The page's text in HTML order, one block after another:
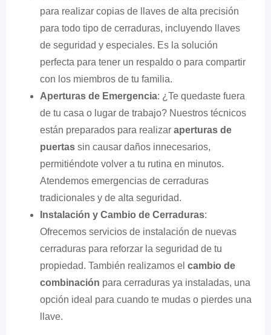
para realizar copias de llaves de alta precisión
para todo tipo de cerraduras, incluyendo llaves
de seguridad y especiales. Es la solución
perfecta para tener un respaldo o para compartir
con los miembros de tu familia.
Aperturas de Emergencia: ¿Te quedaste fuera
de tu casa o lugar de trabajo? Nuestros técnicos
están preparados para realizar aperturas de
puertas sin causar daños innecesarios,
permitiéndote volver a tu rutina en minutos.
Atendemos emergencias de cerraduras
tradicionales y de alta seguridad.
Instalación y Cambio de Cerraduras:
Ofrecemos servicios de instalación de nuevas
cerraduras para reforzar la seguridad de tu
propiedad. También realizamos el cambio de
combinación para cerraduras ya instaladas, una
opción ideal para cuando te mudas o pierdes una
llave.